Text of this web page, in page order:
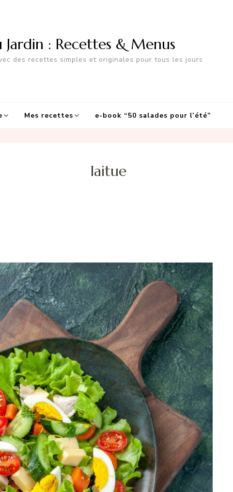
Jardin : Recettes & Menus
des recettes simples et originales pour tous les jours
Mes recettes e-book “50 salades pour l’été”
laitue